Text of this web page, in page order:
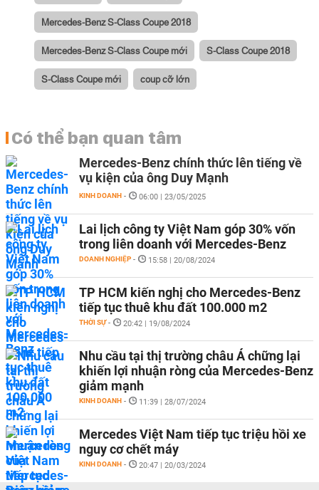
Mercedes-Benz S-Class Coupe 2018
Mercedes-Benz S-Class Coupe mới S-Class Coupe 2018
S-Class Coupe mới coup cỡ lớn
Có thể bạn quan tâm
Mercedes-Benz chính thức lên tiếng về
vụ kiện của ông Duy Mạnh
KINH DOANH - 06:00 | 23/05/2025
Lai lịch công ty Việt Nam góp 30% vốn
trong liên doanh với Mercedes-Benz
DOANH NGHIỆP - 15:58 | 20/08/2024
TP HCM kiến nghị cho Mercedes-Benz
tiếp tục thuê khu đất 100.000 m2
THỜI SỰ - 20:42 | 19/08/2024
Nhu cầu tại thị trường châu Á chững lại
khiến lợi nhuận ròng của Mercedes-Benz
giảm mạnh
KINH DOANH - 11:39 | 28/07/2024
Mercedes Việt Nam tiếp tục triệu hồi xe
nguy cơ chết máy
KINH DOANH - 20:47 | 20/03/2024